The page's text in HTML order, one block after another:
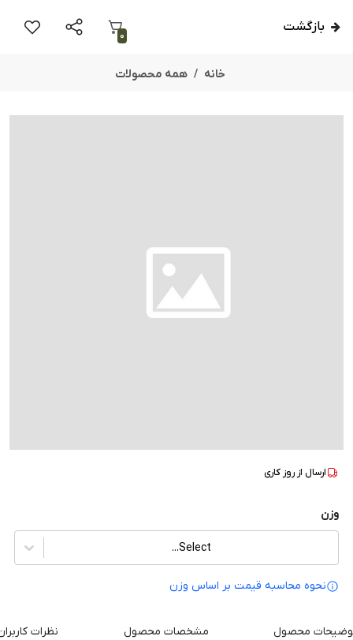
بازگشت
0
خانه همه محصولات
ارسال از روز کاری
وزن
Select...
نحوه محاسبه قیمت بر‌ اساس وزن
محصول مشخصات محصول نظرات